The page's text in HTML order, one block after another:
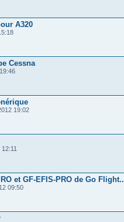
A320
Cessna
19:02
et GF-EFIS-PRO de Go
09:50